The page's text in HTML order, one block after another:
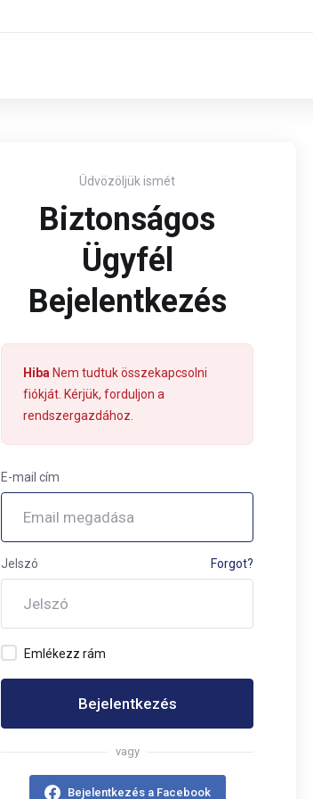
Üdvözöljük ismét
Biztonságos
Ügyfél
Bejelentkezés
Hiba Nem tudtuk összekapcsolni
fiókját. Kérjük, forduljon a
rendszergazdához.
E-mail cím
Jelszó Forgot?
Emlékezz rám
Bejelentkezés
vagy
Bejelentkezés a Facebook